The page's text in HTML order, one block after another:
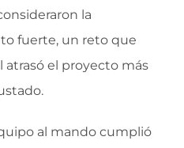
la
fuerte, un reto que
atrasó el proyecto más
al mando cumplió